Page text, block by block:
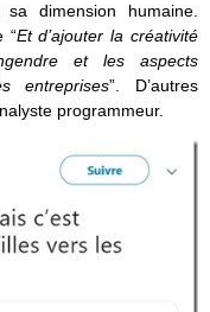
dimension humaine.
“Et d’ajouter la créativité
et les aspects
entreprises”. D’autres
programmeur.